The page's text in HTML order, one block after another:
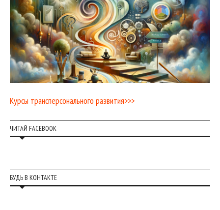
Курсы трансперсонального развития>>>
ЧИТАЙ FACEBOOK
БУДЬ В КОНТАКТЕ